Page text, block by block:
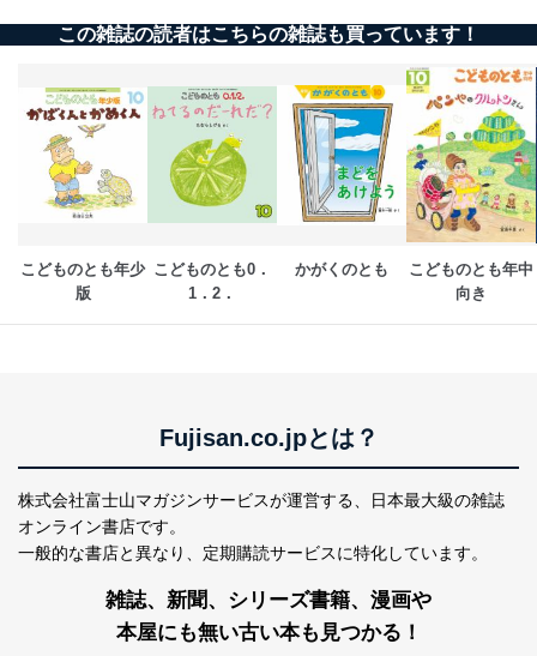
この雑誌の読者はこちらの雑誌も買っています！
こどものとも年少
版
こどものとも0．
1．2．
かがくのとも
こどものとも年中
向き
Fujisan.co.jpとは？
株式会社富士山マガジンサービスが運営する、
日本最大級の雑誌
オンライン書店です。
一般的な書店と異なり、 定期購読サービスに特化しています。
雑誌、新聞、シリーズ書籍、漫画や
本屋にも無い古い本も見つかる！